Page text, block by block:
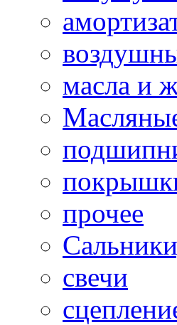
масла и
прочее
свечи